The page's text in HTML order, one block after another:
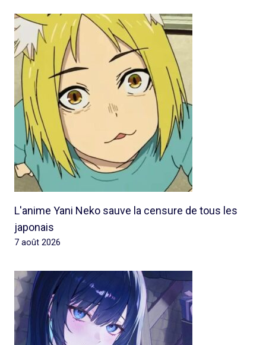
L'anime Yani Neko sauve la censure de tous les
japonais
7 août 2026